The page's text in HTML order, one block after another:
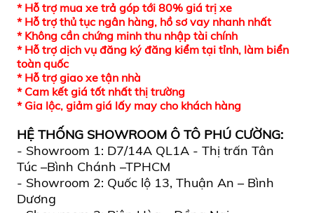
* Hỗ trợ mua xe trả góp tới 80% giá trị xe
* Hỗ trợ thủ tục ngân hàng, hồ sơ vay nhanh nhất
* Không cần chứng minh thu nhập tài chính
* Hỗ trợ dịch vụ đăng ký đăng kiểm tại tỉnh, làm biển
toàn quốc
* Hỗ trợ giao xe tận nhà
* Cam kết giá tốt nhất thị trường
* Gia lộc, giảm giá lấy may cho khách hàng
HỆ THỐNG SHOWROOM Ô TÔ PHÚ CƯỜNG:
- Showroom 1: D7/14A QL1A - Thị trấn Tân
Túc –Bình Chánh –TPHCM
- Showroom 2: Quốc lộ 13, Thuận An – Bình
Dương